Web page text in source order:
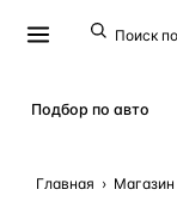
Подбор по авто
Главная › Магазин